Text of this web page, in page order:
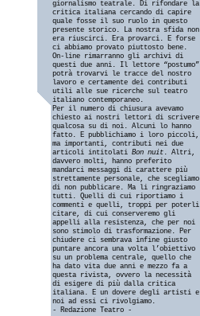
giornalismo teatrale. Di rifondare la
critica italiana cercando di capire
quale fosse il suo ruolo in questo
presente storico. La nostra sfida non
era riuscirci. Era provarci. E forse
ci abbiamo provato piuttosto bene.
On-line rimarranno gli archivi di
questi due anni. Il lettore “postumo”
potrà trovarvi le tracce del nostro
lavoro e certamente dei contributi
utili alle sue ricerche sul teatro
italiano contemporaneo.
Per il numero di chiusura avevamo
chiesto ai nostri lettori di scrivere
qualcosa su di noi. Alcuni lo hanno
fatto. E pubblichiamo i loro piccoli,
ma importanti, contributi nei due
articoli intitolati Bon nuit. Altri,
davvero molti, hanno preferito
mandarci messaggi di carattere più
strettamente personale, che scegliamo
di non pubblicare. Ma li ringraziamo
tutti. Quelli di cui riportiamo i
commenti e quelli, troppi per poterli
citare, di cui conserveremo gli
appelli alla resistenza, che per noi
sono stimolo di trasformazione. Per
chiudere ci sembrava infine giusto
puntare ancora una volta l’obiettivo
su un problema centrale, quello che
ha dato vita due anni e mezzo fa a
questa rivista, ovvero la necessità
di esigere di più dalla critica
italiana. E un dovere degli artisti e
noi ad essi ci rivolgiamo.
- Redazione Teatro -